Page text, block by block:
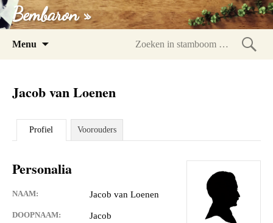
Bembaron »
Menu
Jacob van Loenen
Profiel Voorouders
Personalia
NAAM: Jacob van Loenen
DOOPNAAM: Jacob